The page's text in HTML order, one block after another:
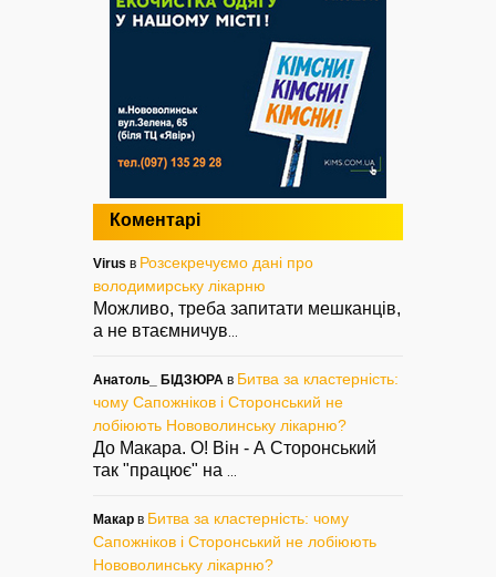
Коментарі
Virus в Розсекречуємо дані про
володимирську лікарню
Можливо, треба запитати мешканців,
а не втаємничув...
Анатоль_ БІДЗЮРА в Битва за кластерність:
чому Сапожніков і Сторонський не
лобіюють Нововолинську лікарню?
До Макара. О! Він - А Сторонський
так "працює" на ...
Макар в Битва за кластерність: чому
Сапожніков і Сторонський не лобіюють
Нововолинську лікарню?